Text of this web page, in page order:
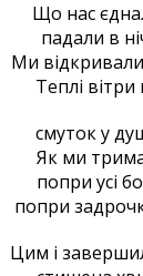
Що нас
падали в
Ми
Теплі
смуток у
Як ми
попри усі
попри
Цим і